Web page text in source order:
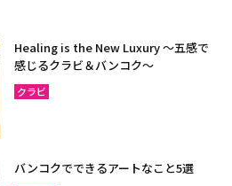
Healing is the New Luxury ～五感で
感じるクラビ＆バンコク～
クラビ
バンコクでできるアートなこと5選